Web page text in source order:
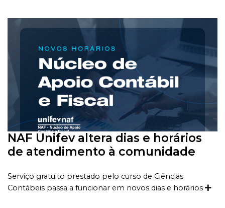
NAF Unifev altera dias e horários
de atendimento à comunidade
Serviço gratuito prestado pelo curso de Ciências
Contábeis passa a funcionar em novos dias e horários